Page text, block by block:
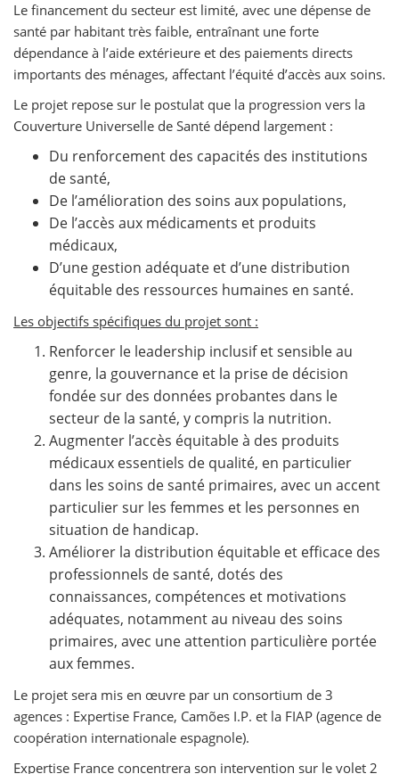
Le financement du secteur est limité, avec une dépense de
santé par habitant très faible, entraînant une forte
dépendance à l’aide extérieure et des paiements directs
importants des ménages, affectant l’équité d’accès aux soins.
Le projet repose sur le postulat que la progression vers la
Couverture Universelle de Santé dépend largement :
Du renforcement des capacités des institutions
de santé,
De l’amélioration des soins aux populations,
De l’accès aux médicaments et produits
médicaux,
D’une gestion adéquate et d’une distribution
équitable des ressources humaines en santé.
Les objectifs spécifiques du projet sont :
Renforcer le leadership inclusif et sensible au
genre, la gouvernance et la prise de décision
fondée sur des données probantes dans le
secteur de la santé, y compris la nutrition.
Augmenter l’accès équitable à des produits
médicaux essentiels de qualité, en particulier
dans les soins de santé primaires, avec un accent
particulier sur les femmes et les personnes en
situation de handicap.
Améliorer la distribution équitable et efficace des
professionnels de santé, dotés des
connaissances, compétences et motivations
adéquates, notamment au niveau des soins
primaires, avec une attention particulière portée
aux femmes.
Le projet sera mis en œuvre par un consortium de 3
agences : Expertise France, Camões I.P. et la FIAP (agence de
coopération internationale espagnole).
Expertise France concentrera son intervention sur le volet 2